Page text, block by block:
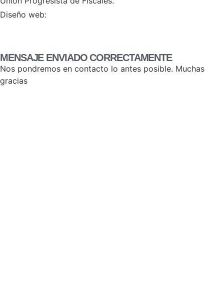
Diseño web:
MENSAJE ENVIADO CORRECTAMENTE
Nos pondremos en contacto lo antes posible. Muchas
gracias